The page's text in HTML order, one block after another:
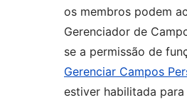
os membros podem
Gerenciador de
se a permissão de
Gerenciar Campos
estiver habilitada para